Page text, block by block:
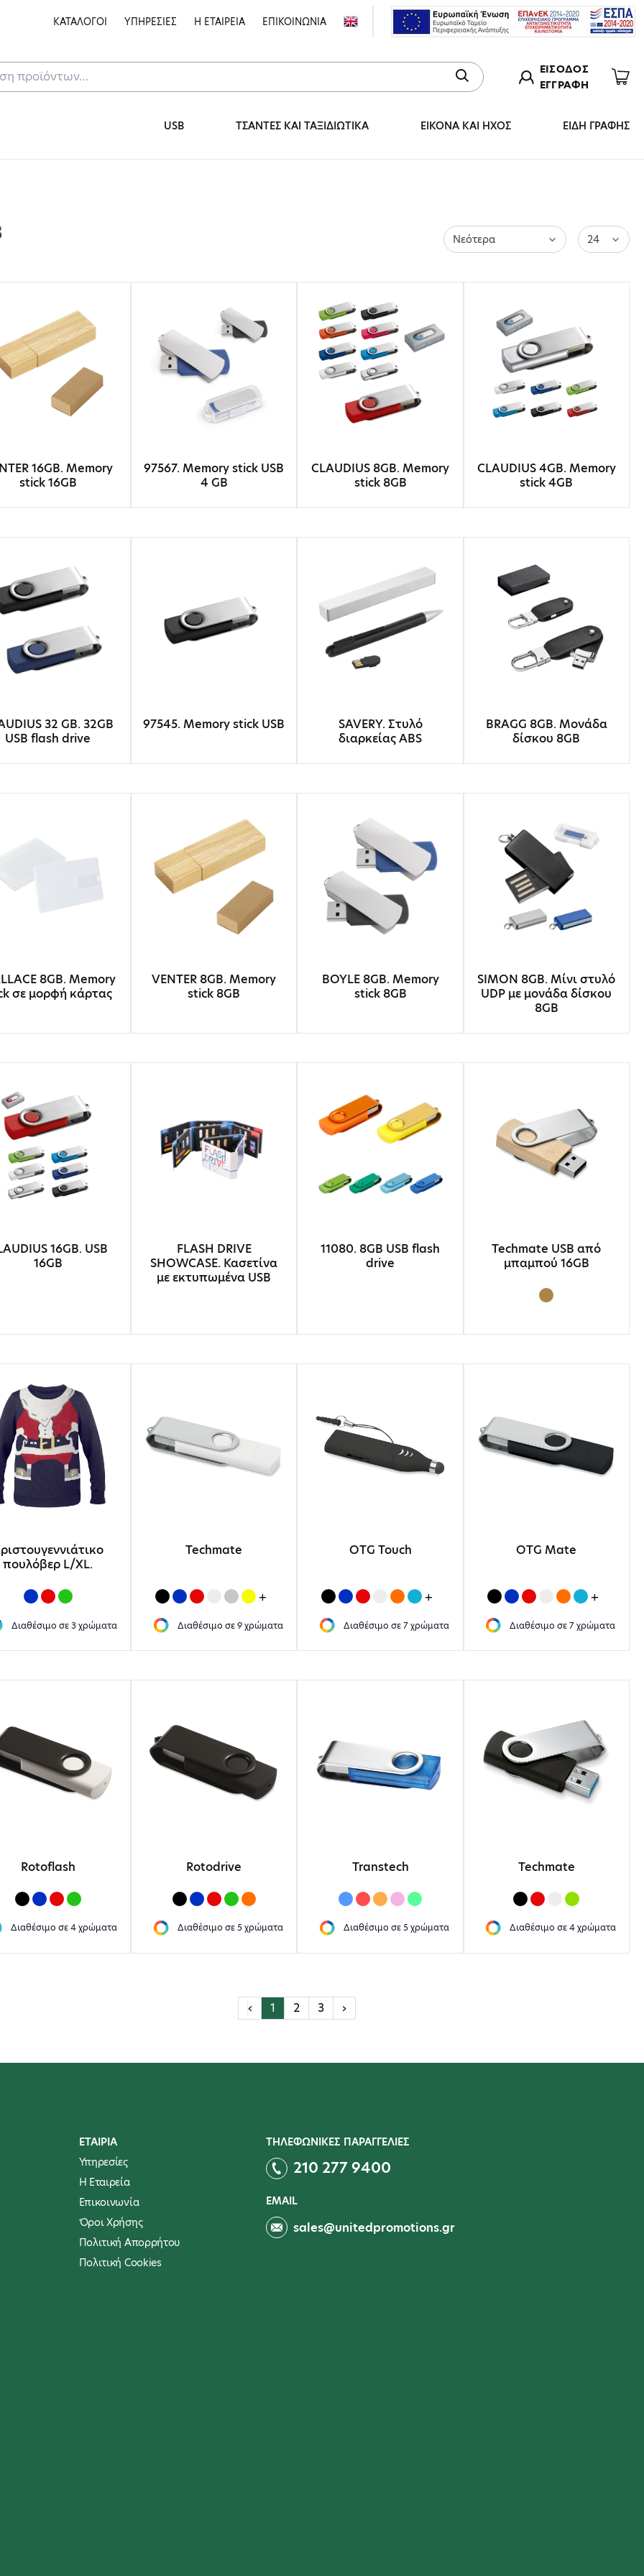
ΚΑΤΑΛΟΓΟΙ ΥΠΗΡΕΣΙΕΣ Η ΕΤΑΙΡΕΙΑ ΕΠΙΚΟΙΝΩΝΙΑ
ΕΙΣΟΔΟΣ
ΕΓΓΡΑΦΗ
USB ΤΣΑΝΤΕΣ ΚΑΙ ΤΑΞΙΔΙΩΤΙΚΑ ΕΙΚΟΝΑ ΚΑΙ ΗΧΟΣ ΕΙΔΗ ΓΡΑΦΗΣ
16GB. Memory
stick 16GB
97567. Memory stick USΒ
4 GB
CLAUDIUS 8GB. Memory
stick 8GB
CLAUDIUS 4GB. Memory
stick 4GB
32 GB. 32GB
USB flash drive
97545. Memory stick USB
SAVERY. Στυλό
διαρκείας ABS
BRAGG 8GB. Μονάδα
δίσκου 8GB
8GB. Memory
σε μορφή κάρτας
VENTER 8GB. Memory
stick 8GB
BOYLE 8GB. Memory
stick 8GB
SIMON 8GB. Μίνι στυλό
UDP με μονάδα δίσκου
8GB
16GB. USB
16GB
FLASH DRIVE
SHOWCASE. Κασετίνα
με εκτυπωμένα USB
11080. 8GB USB flash
drive
Techmate USB από
μπαμπού 16GB
πουλόβερ L/XL.
Διαθέσιμο σε3 χρώματα
Techmate
+
Διαθέσιμο σε9 χρώματα
OTG Touch
+
Διαθέσιμο σε7 χρώματα
OTG Mate
+
Διαθέσιμο σε7 χρώματα
Rotoflash
Διαθέσιμο σε4 χρώματα
Rotodrive
Διαθέσιμο σε5 χρώματα
Transtech
Διαθέσιμο σε5 χρώματα
Techmate
Διαθέσιμο σε4 χρώματα
‹ 1 2 3 ›
ΕΤΑΙΡΙΑ
Υπηρεσίες
Η Εταιρεία
Επικοινωνία
Όροι Χρήσης
Πολιτική Απορρήτου
Πολιτική Cookies
ΤΗΛΕΦΩΝΙΚΕΣ ΠΑΡΑΓΓΕΛΙΕΣ
210 277 9400
EMAIL
sales@unitedpromotions.gr